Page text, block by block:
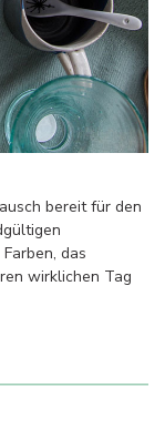
bereit für den
das
wirklichen Tag